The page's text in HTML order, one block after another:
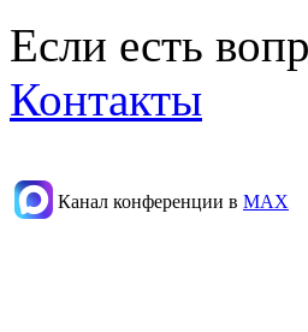
Если есть
Контакты
Канал конференции в МАХ